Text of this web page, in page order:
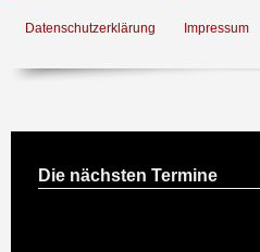
Datenschutzerklärung Impressum
Die nächsten Termine